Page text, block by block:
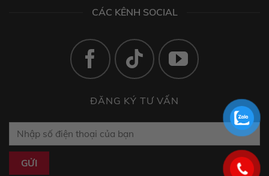
CÁC KÊNH SOCIAL
ĐĂNG KÝ TƯ VẤN